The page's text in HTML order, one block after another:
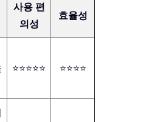
사용 편
의성
효율성
⭐⭐⭐⭐⭐ ⭐⭐⭐⭐